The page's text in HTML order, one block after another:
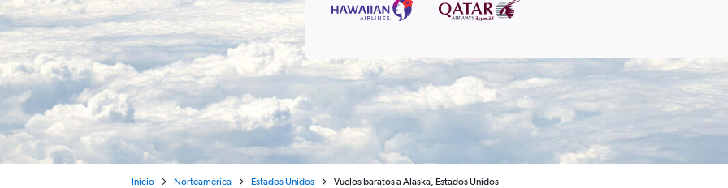
Inicio Norteamérica Estados Unidos Vuelos baratos a Alaska, Estados Unidos